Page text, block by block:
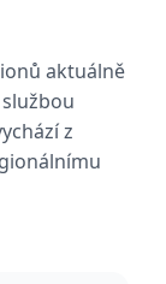
aktuálně
z